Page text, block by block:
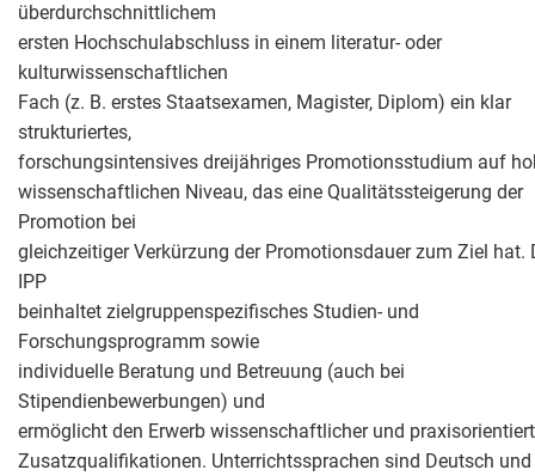
überdurchschnittlichem
ersten Hochschulabschluss in einem literatur- oder
kulturwissenschaftlichen
Fach (z. B. erstes Staatsexamen, Magister, Diplom) ein klar
strukturiertes,
forschungsintensives dreijähriges Promotionsstudium auf
wissenschaftlichen Niveau, das eine Qualitätssteigerung der
Promotion bei
gleichzeitiger Verkürzung der Promotionsdauer zum Ziel hat.
IPP
beinhaltet zielgruppenspezifisches Studien- und
Forschungsprogramm sowie
individuelle Beratung und Betreuung (auch bei
Stipendienbewerbungen) und
ermöglicht den Erwerb wissenschaftlicher und
Zusatzqualifikationen. Unterrichtssprachen sind Deutsch und